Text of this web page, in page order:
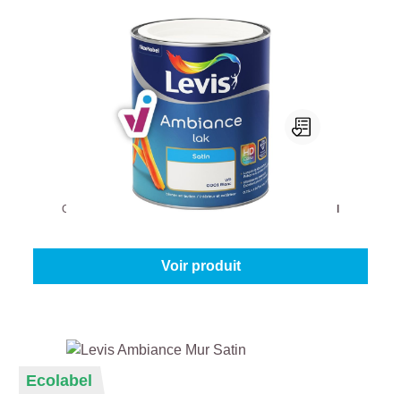
Levis Ambiance Lak Satin
Couleur (Levis Ambiance):0001 - Blanc
Voir produit
Ecolabel